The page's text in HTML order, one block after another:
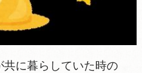
に暮らしていた時の